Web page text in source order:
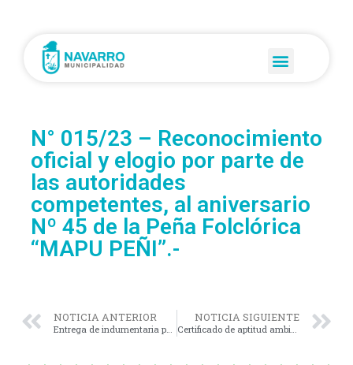
N° 015/23 – Reconocimiento
oficial y elogio por parte de
las autoridades
competentes, al aniversario
Nº 45 de la Peña Folclórica
“MAPU PEÑI”.-
NOTICIA ANTERIOR
Entrega de indumentaria para trabajadores y trabajadoras municipales
NOTICIA SIGUIENTE
Certificado de aptitud ambiental para empresas